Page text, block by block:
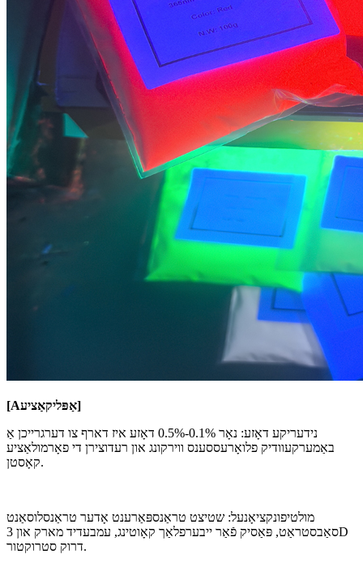
[Aאַפּליקאַציע]
נידעריקע דאָזע: נאָר 0.1%-0.5% דאָזע איז דארף צו דערגרייכן אַ
באַמערקעוודיק פלואָרעססענס ווירקונג און רעדוצירן די פאָרמולאַציע
קאָסטן.
מולטיפונקציאָנעל: שטיצט טראַנספּאַרענט אָדער טראַנסלוסאַנט
סאַבסטראַט, פּאַסיק פֿאַר ייבערפלאַך קאָוטינג, עמבעדיד מארק און 3D
דרוק סטרוקטור.